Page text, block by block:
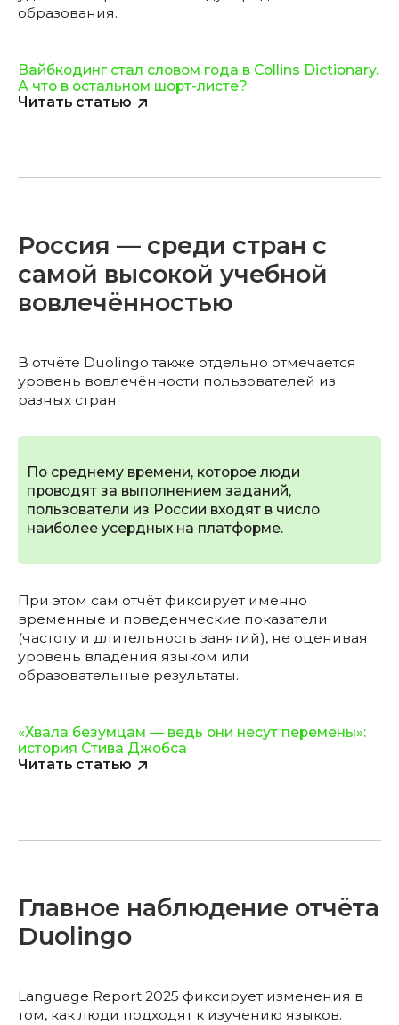
образования.
Вайбкодинг стал словом года в Collins Dictionary.
А что в остальном шорт-листе?
Читать статью
Россия — среди стран с
самой высокой учебной
вовлечённостью
В отчёте Duolingo также отдельно отмечается
уровень вовлечённости пользователей из
разных стран.
По среднему времени, которое люди
проводят за выполнением заданий,
пользователи из России входят в число
наиболее усердных на платформе.
При этом сам отчёт фиксирует именно
временные и поведенческие показатели
(частоту и длительность занятий), не оценивая
уровень владения языком или
образовательные результаты.
«Хвала безумцам — ведь они несут перемены»:
история Стива Джобса
Читать статью
Главное наблюдение отчёта
Duolingo
Language Report 2025 фиксирует изменения в
том, как люди подходят к изучению языков.